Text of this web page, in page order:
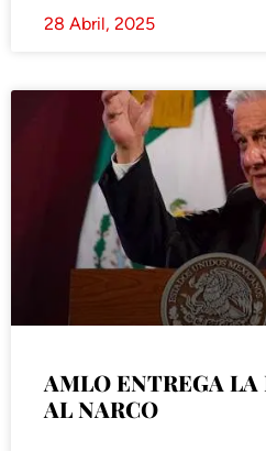
28 Abril, 2025
AMLO ENTREGA LA
AL NARCO